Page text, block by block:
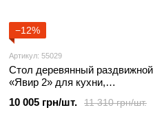
−12%
Артикул: 55029
Стол деревянный раздвижной
«Явир 2» для кухни,
мм
11 310 грн/шт.
10 005 грн/шт.